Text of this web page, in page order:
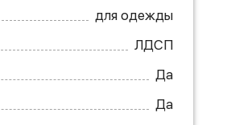
для одежды
ЛДСП
Да
Да